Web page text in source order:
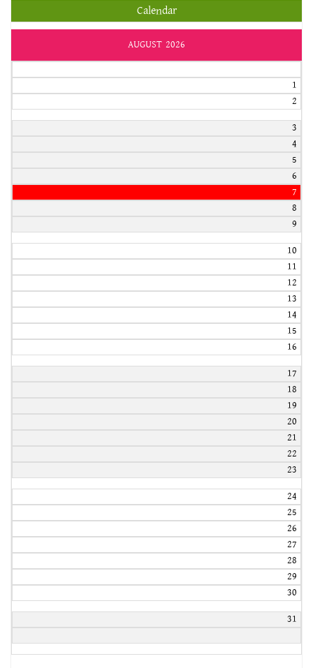
Calendar
AUGUST 2026
1
2
3
4
5
6
7
8
9
10
11
12
13
14
15
16
17
18
19
20
21
22
23
24
25
26
27
28
29
30
31